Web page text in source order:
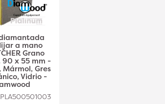
a mano
Grano
x 55 mm -
Gres
Vidrio -